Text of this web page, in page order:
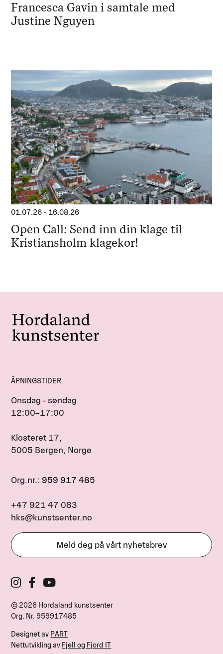
Francesca Gavin i samtale med
Justine Nguyen
01.07.26 - 16.08.26
Open Call: Send inn din klage til
Kristiansholm klagekor!
ÅPNINGSTIDER
Onsdag - søndag
12:00–17:00
Klosteret 17,
5005 Bergen, Norge
Org.nr.: 959 917 485
+47 921 47 083
hks@kunstsenter.no
Meld deg på vårt nyhetsbrev
© 2026 Hordaland kunstsenter
Org. Nr. 959917485
Designet av PART
Nettutvikling av Fjell og Fjord IT